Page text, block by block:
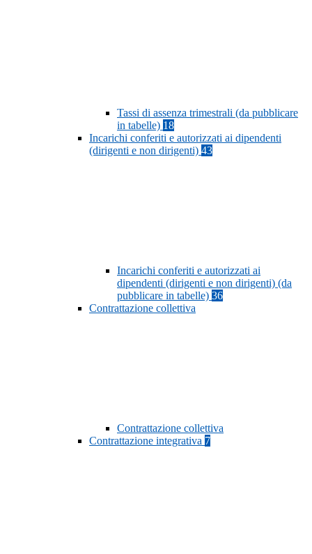
Tassi di assenza trimestrali (da pubblicare
in tabelle) 18
Incarichi conferiti e autorizzati ai dipendenti
(dirigenti e non dirigenti) 43
Incarichi conferiti e autorizzati ai
dipendenti (dirigenti e non dirigenti) (da
pubblicare in tabelle) 36
Contrattazione collettiva
Contrattazione collettiva
Contrattazione integrativa 7